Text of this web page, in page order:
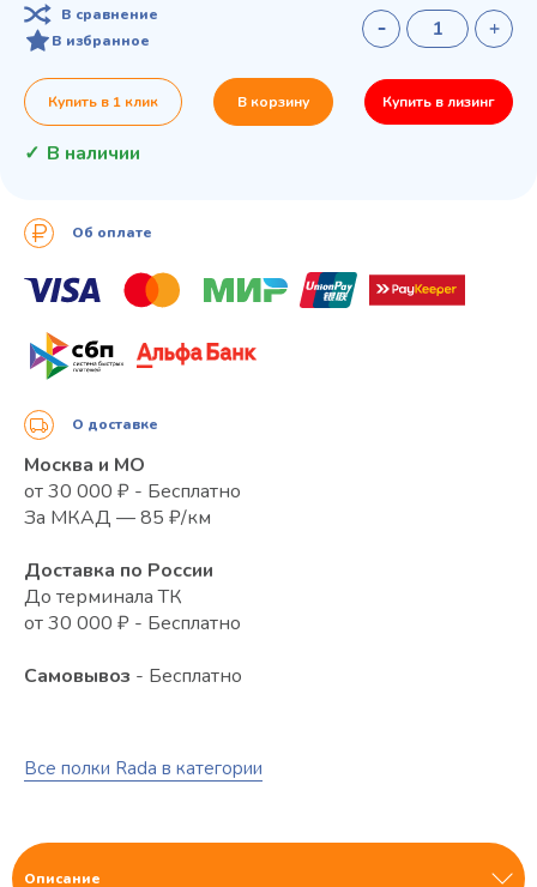
Все полки Rada в категории
В сравнение
В избранное
Купить в 1 клик В корзину Купить в лизинг
В наличии
Об оплате
О доставке
Москва и МО
от 30 000 ₽ - Бесплатно
За МКАД — 85 ₽/км
Доставка по России
До терминала ТК
от 30 000 ₽ - Бесплатно
Самовывоз - Бесплатно
Описание